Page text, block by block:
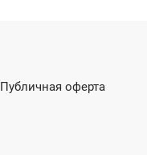
Публичная оферта